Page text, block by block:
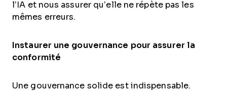
l’IA et nous assurer qu’elle ne répète pas les
mêmes erreurs.
Instaurer une gouvernance pour assurer la
conformité
Une gouvernance solide est indispensable.